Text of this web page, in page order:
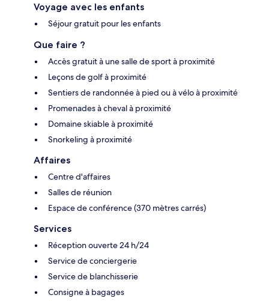
Voyage avec les enfants
Séjour gratuit pour les enfants
Que faire ?
Accès gratuit à une salle de sport à proximité
Leçons de golf à proximité
Sentiers de randonnée à pied ou à vélo à proximité
Promenades à cheval à proximité
Domaine skiable à proximité
Snorkeling à proximité
Affaires
Centre d'affaires
Salles de réunion
Espace de conférence (370 mètres carrés)
Services
Réception ouverte 24 h/24
Service de conciergerie
Service de blanchisserie
Consigne à bagages